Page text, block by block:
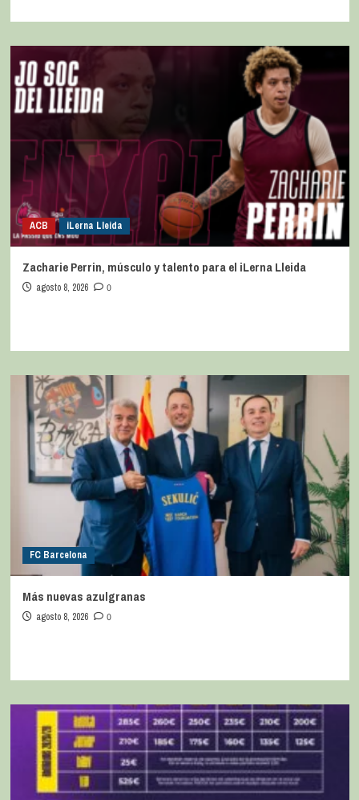
ACB iLerna Lleida
Zacharie Perrin, músculo y talento para el iLerna Lleida
agosto 8, 2026 0
FC Barcelona
Más nuevas azulgranas
agosto 8, 2026 0